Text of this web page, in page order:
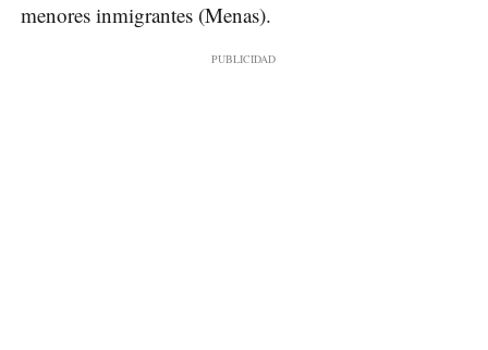
menores inmigrantes (Menas).